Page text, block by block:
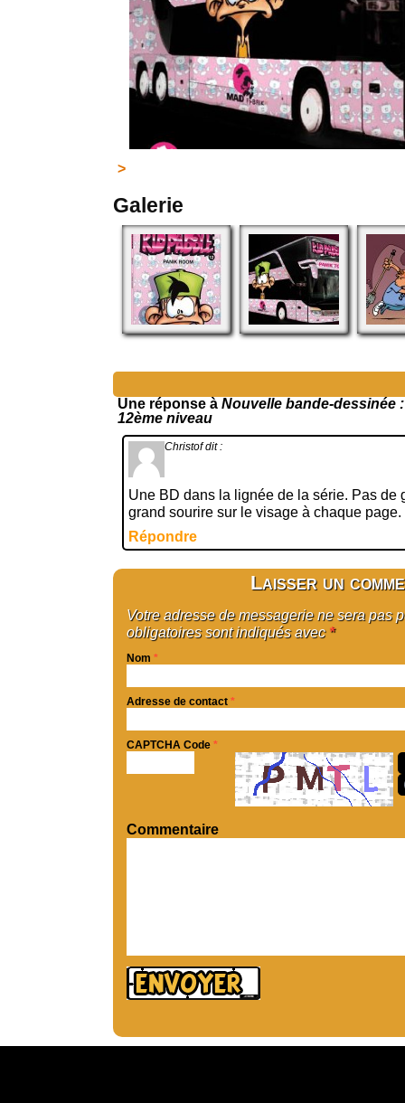
>
Galerie
Une réponse à Nouvelle bande-dessinée
12ème niveau
Christof dit :
Une BD dans la lignée de la série. Pas de
grand sourire sur le visage à chaque page.
Répondre
Laisser un
Votre adresse de messagerie ne sera pas
obligatoires sont indiqués avec *
Nom *
Adresse de contact *
CAPTCHA Code *
Commentaire